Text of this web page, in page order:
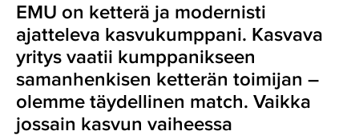
EMU on ketterä ja modernisti
ajatteleva kasvukumppani. Kasvava
yritys vaatii kumppanikseen
samanhenkisen ketterän toimijan –
olemme täydellinen match. Vaikka
jossain kasvun vaiheessa